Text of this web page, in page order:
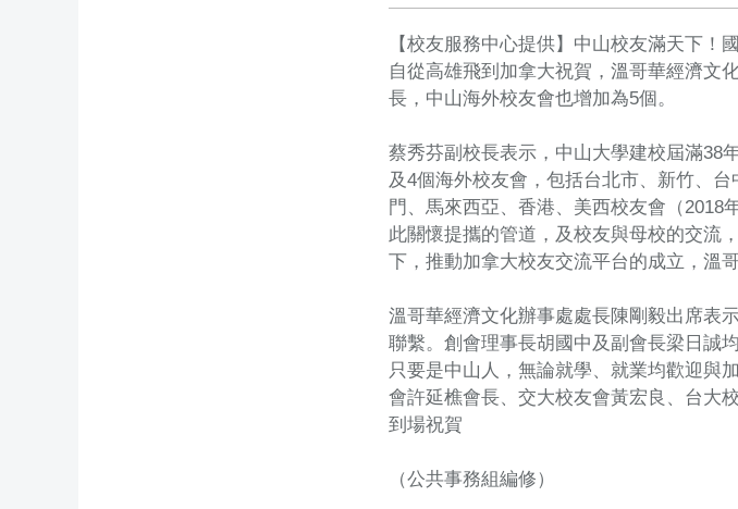
【校友服務中心提供】中山校友滿天下
自從高雄飛到加拿大祝賀，溫哥華經濟文
長，中山海外校友會也增加為5個。
蔡秀芬副校長表示，中山大學建校屆滿38
及4個海外校友會，包括台北市、新竹、
門、馬來西亞、香港、美西校友會（2018
此關懷提攜的管道，及校友與母校的交流
下，推動加拿大校友交流平台的成立，溫
溫哥華經濟文化辦事處處長陳剛毅出席表
聯繫。創會理事長胡國中及副會長梁日誠
只要是中山人，無論就學、就業均歡迎與
會許延樵會長、交大校友會黃宏良、台大
到場祝賀
（公共事務組編修）